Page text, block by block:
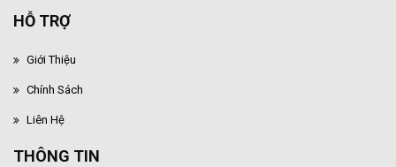
HỖ TRỢ
Giới Thiệu
Chính Sách
Liên Hệ
THÔNG TIN